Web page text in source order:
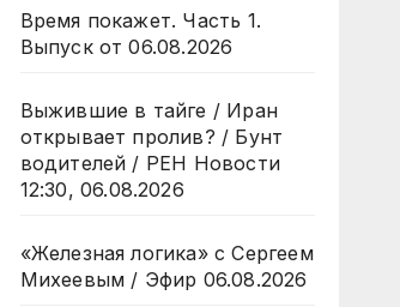
Время покажет. Часть 1.
Выпуск от 06.08.2026
Выжившие в тайге / Иран
открывает пролив? / Бунт
водителей / РЕН Новости
12:30, 06.08.2026
«Железная логика» с Сергеем
Михеевым / Эфир 06.08.2026